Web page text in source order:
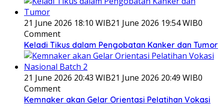
21 June 2026 18:10 WIB21 June 2026 19:54 WIB0
Comment
Keladi Tikus dalam Pengobatan Kanker dan Tumor
21 June 2026 20:43 WIB21 June 2026 20:49 WIB0
Comment
Kemnaker akan Gelar Orientasi Pelatihan Vokasi